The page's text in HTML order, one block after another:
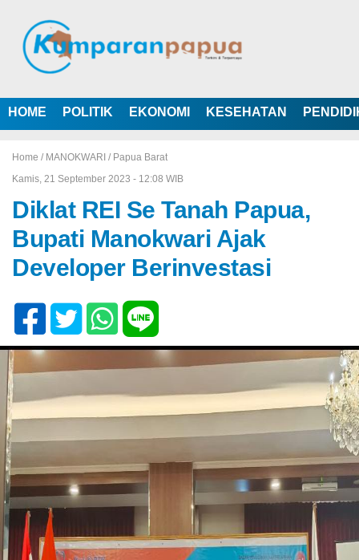
HOME POLITIK EKONOMI KESEHATAN
Home / MANOKWARI / Papua Barat
Kamis, 21 September 2023 - 12:08 WIB
Diklat REI Se Tanah Papua,
Bupati Manokwari Ajak
Developer Berinvestasi